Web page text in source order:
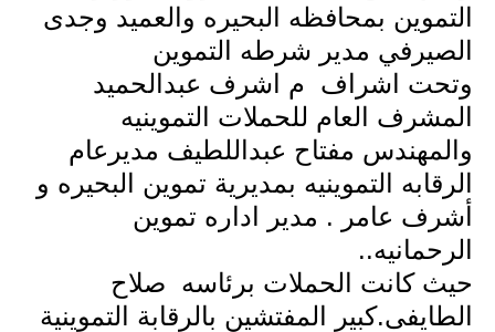
التموين بمحافظه البحيره والعميد وجدى
الصيرفي مدير شرطه التموين
وتحت اشراف
م اشرف عبدالحميد
المشرف العام للحملات التموينيه
والمهندس مفتاح عبداللطيف مديرعام
الرقابه التموينيه بمديرية تموين البحيره و
أشرف عامر . مدير اداره تموين
الرحمانيه..
حيث كانت الحملات برئاسه صلاح
الطايفى.كبير المفتشين بالرقابة التموينية